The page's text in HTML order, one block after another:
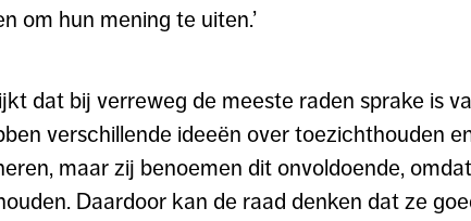
om hun mening te uiten.’
dat bij verreweg de meeste raden sprake is
verschillende ideeën over toezichthouden
maar zij benoemen dit onvoldoende,
Daardoor kan de raad denken dat ze